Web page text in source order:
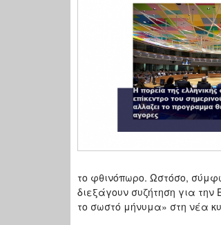
το φθινόπωρο. Ωστόσο,
διεξάγουν συζήτηση για
το σωστό μήνυμα» στη νέα